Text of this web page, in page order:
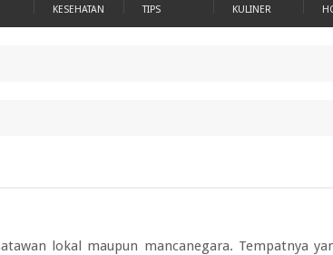
KESEHATAN TIPS KULINER
lokal maupun mancanegara. Tempatnya